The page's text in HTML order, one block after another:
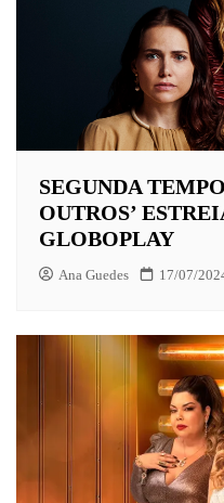
SEGUNDA
OUTROS’
GLOBOPLAY
Ana Guedes 17/07/